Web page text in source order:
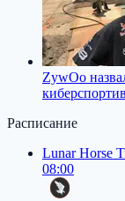
ZywOo
Расписание
Lunar Horse
08:00